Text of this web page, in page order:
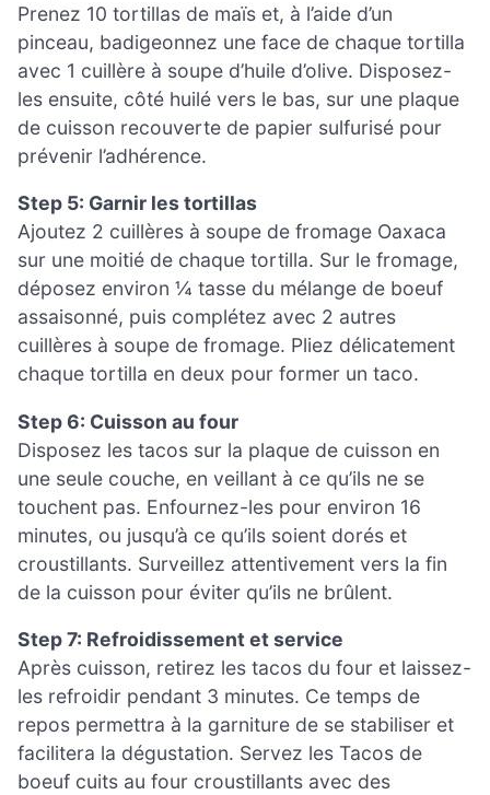
Prenez 10 tortillas de maïs et, à l’aide d’un
pinceau, badigeonnez une face de chaque tortilla
avec 1 cuillère à soupe d’huile d’olive. Disposez-
les ensuite, côté huilé vers le bas, sur une plaque
de cuisson recouverte de papier sulfurisé pour
prévenir l’adhérence.
Step 5: Garnir les tortillas
Ajoutez 2 cuillères à soupe de fromage Oaxaca
sur une moitié de chaque tortilla. Sur le fromage,
déposez environ ¼ tasse du mélange de boeuf
assaisonné, puis complétez avec 2 autres
cuillères à soupe de fromage. Pliez délicatement
chaque tortilla en deux pour former un taco.
Step 6: Cuisson au four
Disposez les tacos sur la plaque de cuisson en
une seule couche, en veillant à ce qu’ils ne se
touchent pas. Enfournez-les pour environ 16
minutes, ou jusqu’à ce qu’ils soient dorés et
croustillants. Surveillez attentivement vers la fin
de la cuisson pour éviter qu’ils ne brûlent.
Step 7: Refroidissement et service
Après cuisson, retirez les tacos du four et laissez-
les refroidir pendant 3 minutes. Ce temps de
repos permettra à la garniture de se stabiliser et
facilitera la dégustation. Servez les Tacos de
boeuf cuits au four croustillants avec des